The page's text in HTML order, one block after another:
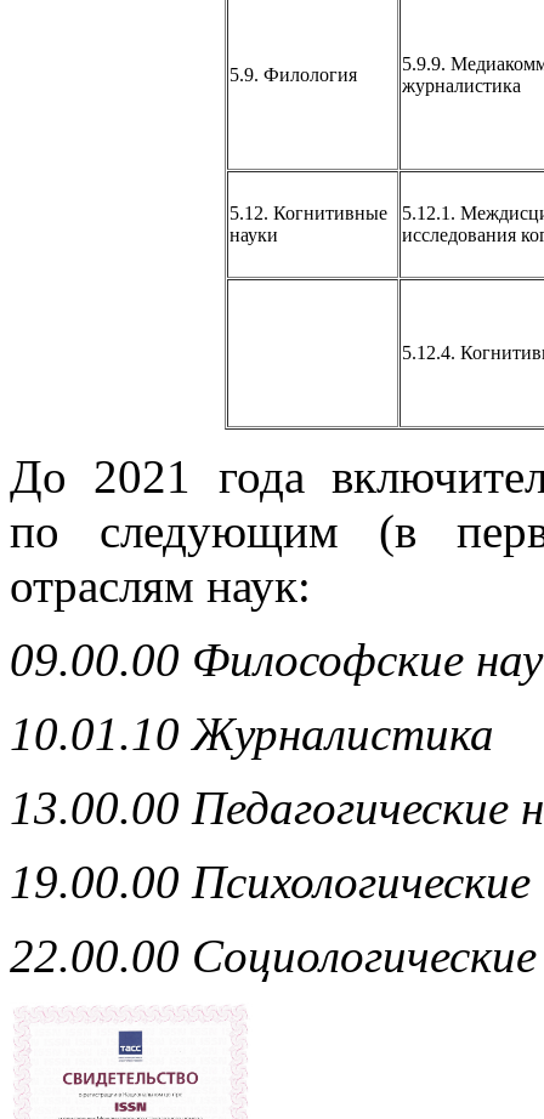
5.9. Филология
5.9.9.
журналистика
5.12. Когнитивные
науки
5.12.1.
исследования
5.12.4.
До 2021 года
по следующим (в
отраслям наук:
09.00.00 Философские
10.01.10 Журналистика
13.00.00 Педагогические
19.00.00 Психологические
22.00.00